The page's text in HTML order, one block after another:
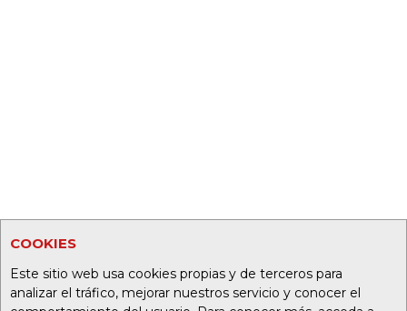
COOKIES
Este sitio web usa cookies propias y de terceros para
analizar el tráfico, mejorar nuestros servicio y conocer el